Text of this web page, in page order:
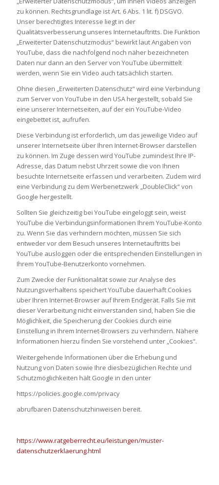
zu können. Rechtsgrundlage ist Art. 6 Abs. 1 lit. f) DSGVO.
Unser berechtigtes Interesse liegt in der
Qualitätsverbesserung unseres Internetauftritts. Die Funktion
„Erweiterter Datenschutzmodus“ bewirkt laut Angaben von
YouTube, dass die nachfolgend noch näher bezeichneten
Daten nur dann an den Server von YouTube übermittelt
werden, wenn Sie ein Video auch tatsächlich starten.
Ohne diesen „Erweiterten Datenschutz“ wird eine Verbindung
zum Server von YouTube in den USA hergestellt, sobald Sie
eine unserer Internetseiten, auf der ein YouTube-Video
eingebettet ist, aufrufen.
Diese Verbindung ist erforderlich, um das jeweilige Video auf
unserer Internetseite über Ihren Internet-Browser darstellen
zu können. Im Zuge dessen wird YouTube zumindest Ihre IP-
Adresse, das Datum nebst Uhrzeit sowie die von Ihnen
besuchte Internetseite erfassen und verarbeiten. Zudem wird
eine Verbindung zu dem Werbenetzwerk „DoubleClick“ von
Google hergestellt.
Sollten Sie gleichzeitig bei YouTube eingeloggt sein, weist
YouTube die Verbindungsinformationen Ihrem YouTube-Konto
zu. Wenn Sie das verhindern möchten, müssen Sie sich
entweder vor dem Besuch unseres Internetauftritts bei
YouTube ausloggen oder die entsprechenden Einstellungen in
Ihrem YouTube-Benutzerkonto vornehmen.
Zum Zwecke der Funktionalität sowie zur Analyse des
Nutzungsverhaltens speichert YouTube dauerhaft Cookies
über Ihren Internet-Browser auf Ihrem Endgerät. Falls Sie mit
dieser Verarbeitung nicht einverstanden sind, haben Sie die
Möglichkeit, die Speicherung der Cookies durch eine
Einstellung in Ihrem Internet-Browsers zu verhindern. Nähere
Informationen hierzu finden Sie vorstehend unter „Cookies“.
Weitergehende Informationen über die Erhebung und
Nutzung von Daten sowie Ihre diesbezüglichen Rechte und
Schutzmöglichkeiten hält Google in den unter
https://policies.google.com/privacy
abrufbaren Datenschutzhinweisen bereit.
https://www.ratgeberrecht.eu/leistungen/muster-
datenschutzerklaerung.html